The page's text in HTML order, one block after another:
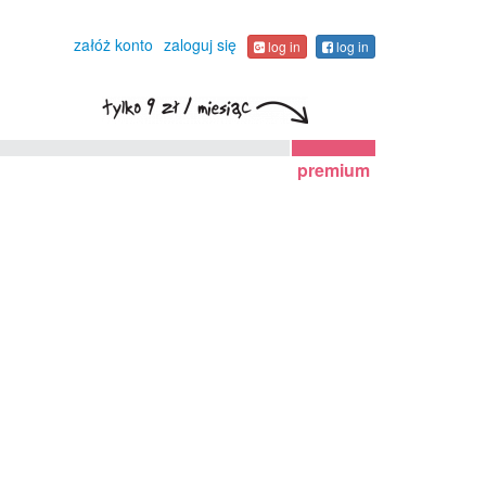
załóż konto zaloguj się log in log in
premium